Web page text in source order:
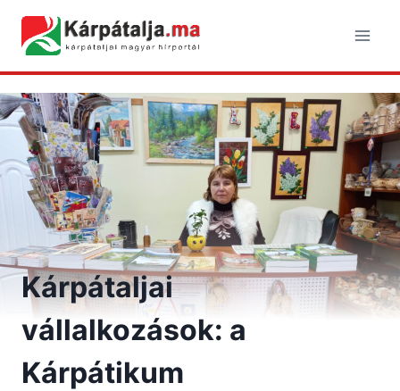
content
Kárpátaljai
vállalkozások: a
Kárpátikum